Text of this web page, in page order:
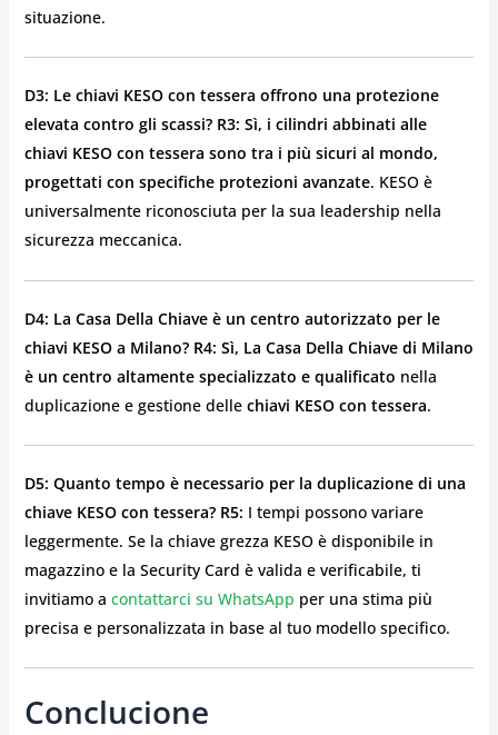
situazione.
D3: Le chiavi KESO con tessera offrono una protezione
elevata contro gli scassi? R3: Sì, i cilindri abbinati alle
chiavi KESO con tessera sono tra i più sicuri al mondo,
progettati con specifiche protezioni avanzate. KESO è
universalmente riconosciuta per la sua leadership nella
sicurezza meccanica.
D4: La Casa Della Chiave è un centro autorizzato per le
chiavi KESO a Milano? R4: Sì, La Casa Della Chiave di Milano
è un centro altamente specializzato e qualificato nella
duplicazione e gestione delle chiavi KESO con tessera.
D5: Quanto tempo è necessario per la duplicazione di una
chiave KESO con tessera? R5: I tempi possono variare
leggermente. Se la chiave grezza KESO è disponibile in
magazzino e la Security Card è valida e verificabile, ti
invitiamo a contattarci su WhatsApp per una stima più
precisa e personalizzata in base al tuo modello specifico.
Conclucione